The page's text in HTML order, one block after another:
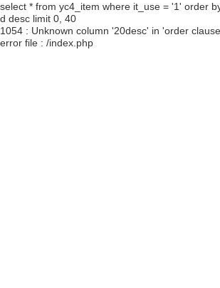
select * from yc4_item where it_use = '1' order
d desc limit 0, 40
1054 : Unknown column '20desc' in 'order
error file : /index.php